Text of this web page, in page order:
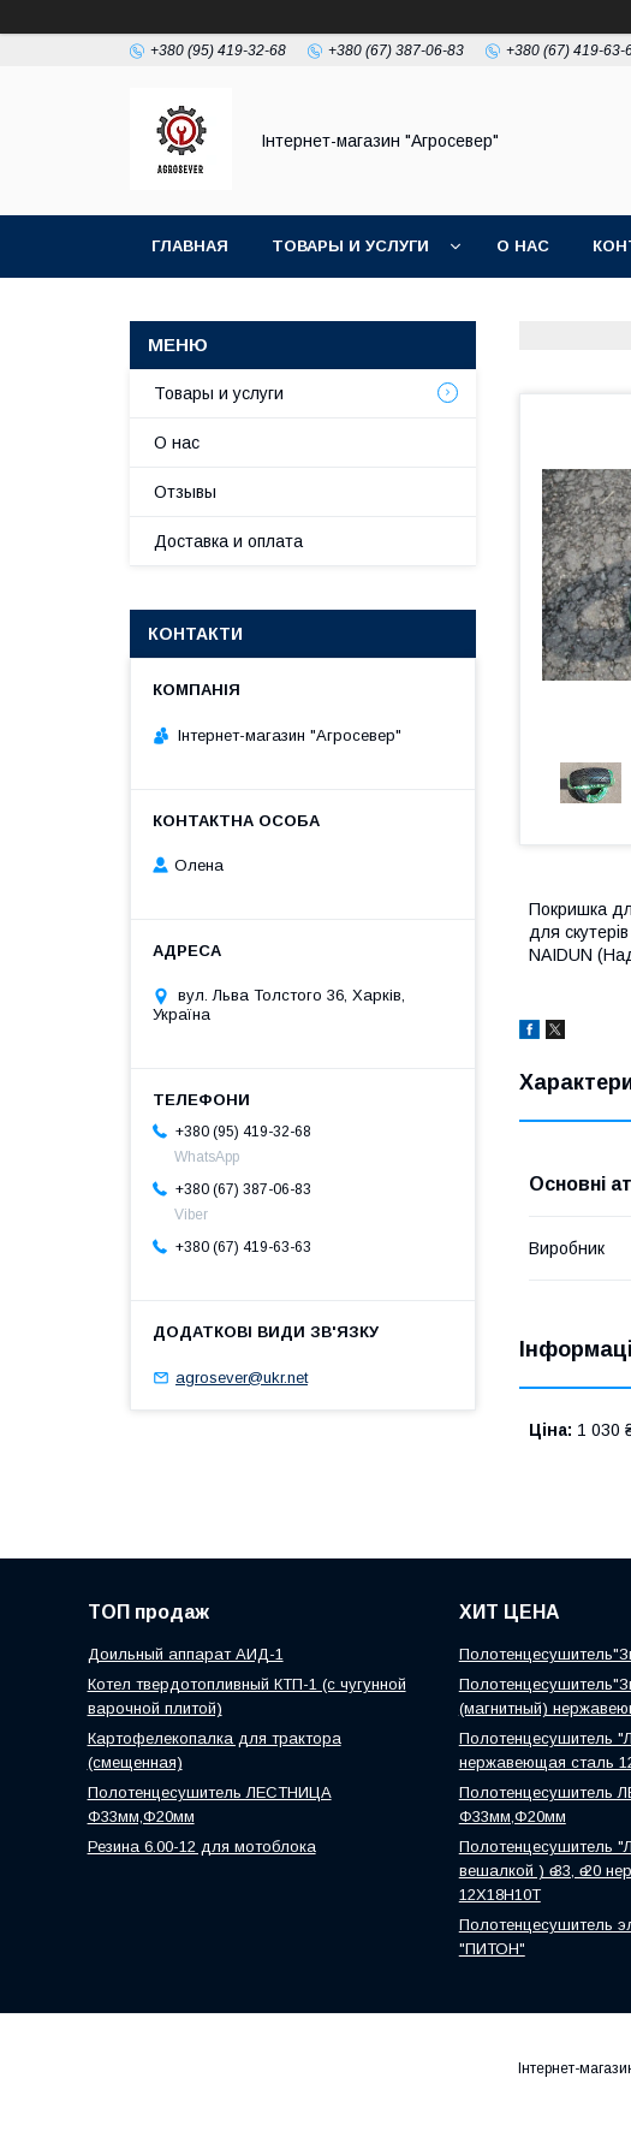
+380 (95) 419-32-68 +380 (67) 387-06-83 +380 (67) 419-63-
Інтернет-магазин "Агросевер"
ГЛАВНАЯ ТОВАРЫ И УСЛУГИ О НАС
Покришка
для
NAIDUN
Основні
Виробник
Ціна: 1 030
Товары и услуги
О нас
Отзывы
Доставка и оплата
КОНТАКТИ
Інтернет-магазин "Агросевер"
Олена
вул. Льва Толстого 36, Харків,
Україна
+380 (95) 419-32-68
WhatsApp
+380 (67) 387-06-83
Viber
+380 (67) 419-63-63
agrosever@ukr.net
ТОП продаж
Доильный аппарат АИД-1
Котел твердотопливный КТП-1 (с чугунной
варочной плитой)
Картофелекопалка для трактора
(смещенная)
Полотенцесушитель ЛЕСТНИЦА
Ф33мм,Ф20мм
Резина 6.00-12 для мотоблока
ХИТ ЦЕНА
(магнитный)
Полотенцесушитель
нержавеющая сталь
Полотенцесушитель
Ф33мм,Ф20мм
Полотенцесушитель
вешалкой ) ө 33, ө 20
12Х18Н10Т
Полотенцесушитель
"ПИТОН"